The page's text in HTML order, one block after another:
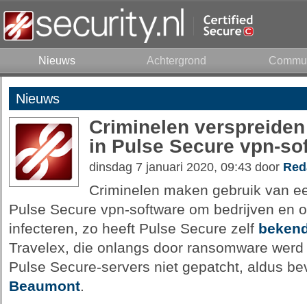
Nieuws Achtergrond
Nieuws
Criminelen
in Pulse Secure vpn-
dinsdag 7 januari 2020, 09:43 door
Criminelen maken gebruik van
Pulse Secure vpn-software om bedrijven en
infecteren, zo heeft Pulse Secure zelf
Travelex, die onlangs door ransomware
Pulse Secure-servers niet gepatcht, aldus
Beaumont.